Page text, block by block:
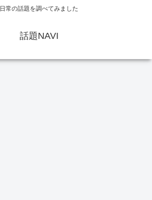
日常の話題を調べてみました
話題NAVI